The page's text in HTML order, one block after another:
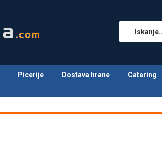
Picerije Dostava hrane Catering